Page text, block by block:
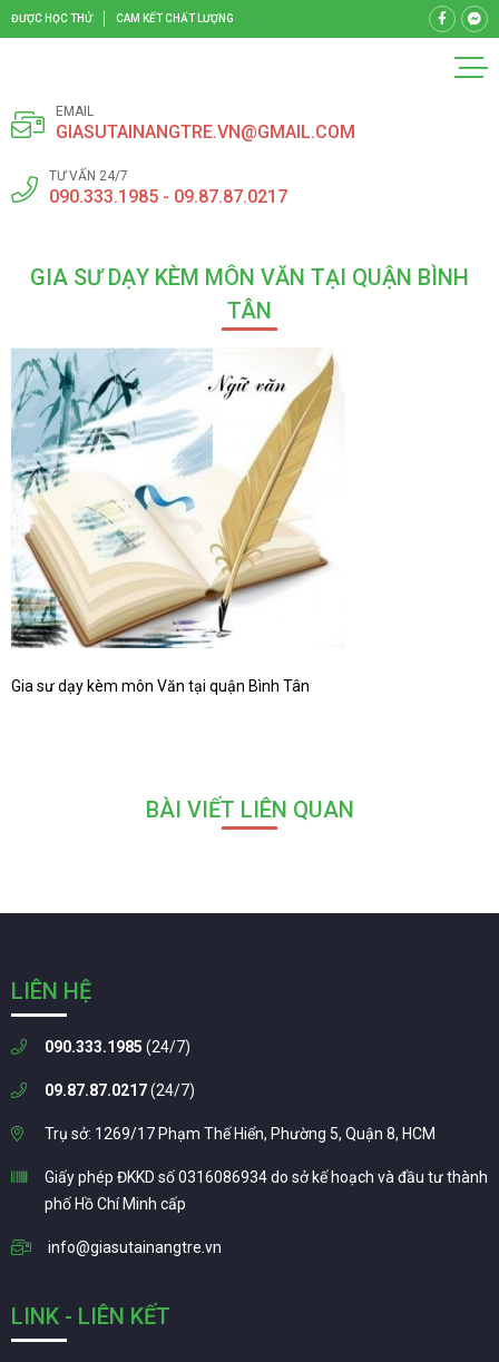
ĐƯỢC HỌC THỬ CAM KẾT CHẤT LƯỢNG
EMAIL
GIASUTAINANGTRE.VN@GMAIL.COM
TƯ VẤN 24/7
090.333.1985 - 09.87.87.0217
GIA SƯ DẠY KÈM MÔN VĂN TẠI QUẬN BÌNH
TÂN
Gia sư dạy kèm môn Văn tại quận Bình Tân
BÀI VIẾT LIÊN QUAN
LIÊN HỆ
090.333.1985 (24/7)
09.87.87.0217(24/7)
Trụ sở: 1269/17 Phạm Thế Hiển, Phường 5, Quận 8, HCM
Giấy phép ĐKKD số 0316086934 do sở kế hoạch và đầu tư thành
phố Hồ Chí Minh cấp
info@giasutainangtre.vn
LINK - LIÊN KẾT